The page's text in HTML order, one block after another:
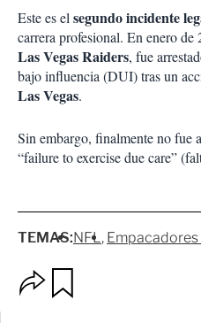
Este es el segundo incidente
carrera profesional. En enero
Las Vegas Raiders, fue
bajo influencia (DUI) tras un
Las Vegas.
Sin embargo, finalmente no fue
“failure to exercise due care”
TEMAS:NFL Empacadores
p